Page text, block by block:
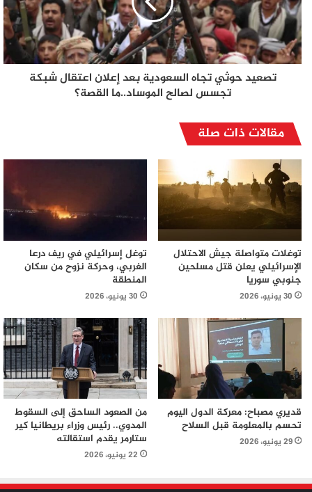
تصعيد حوثي تجاه السعودية بعد إعلان اعتقال شبكة
تجسس لصالح الموساد..ما القصة؟
مقالات ذات صلة
توغلات متواصلة جيش الاحتلال
الإسرائيلي يعلن قتل مسلحين
جنوبي سوريا
30 يونيو، 2026
توغل إسرائيلي في ريف درعا
الغربي، وحركة نزوح من سكان
المنطقة
30 يونيو، 2026
قديري مصباح: معركة الدول اليوم
تحسم بالمعلومة قبل السلاح
29 يونيو، 2026
من الصعود الساحق إلى السقوط
المدوي.. رئيس وزراء بريطانيا كير
ستارمر يقدم استقالته
22 يونيو، 2026